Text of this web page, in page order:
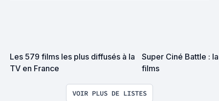
Les 579 films les plus diffusés à la
TV en France
Super Ciné Battle :
films
VOIR PLUS DE LISTES